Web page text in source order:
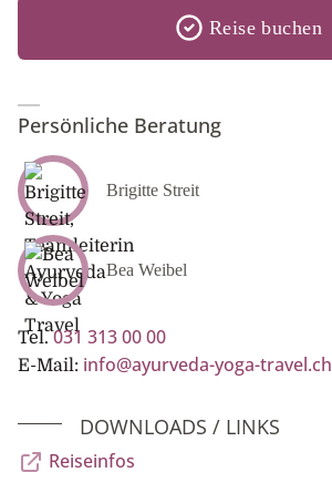
Reise buchen
Persönliche Beratung
Brigitte Streit
Bea Weibel
Tel. 031 313 00 00
E-Mail: info@ayurveda-yoga-travel.ch
DOWNLOADS / LINKS
Reiseinfos